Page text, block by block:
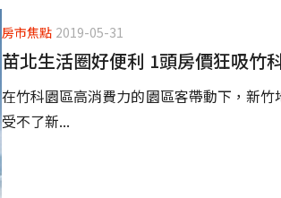
房市焦點 2019-05-31
苗北生活圈好便利 1頭房價狂吸竹
在竹科園區高消費力的園區客帶動下，新
受不了新...